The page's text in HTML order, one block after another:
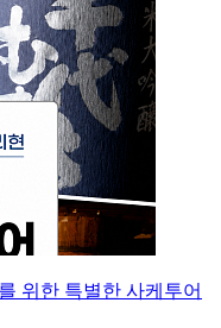
위한 특별한 사케투어